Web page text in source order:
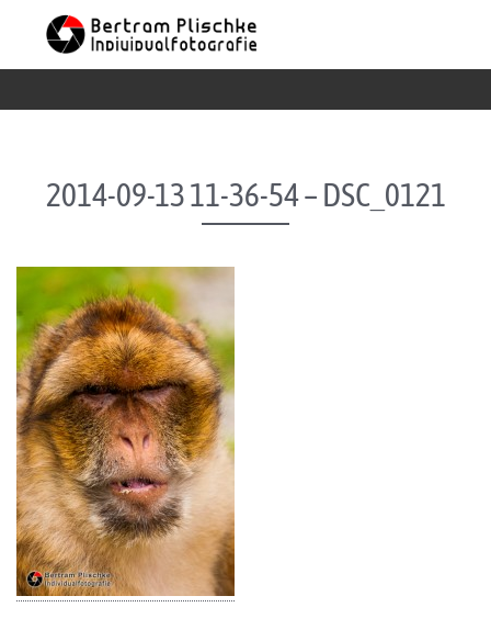
Skip to content
2014-09-13 11-36-54 – DSC_0121